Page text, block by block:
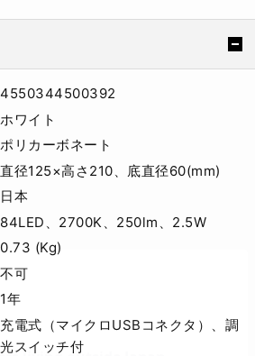
4550344500392
ホワイト
ポリカーボネート
直径125×高さ210、底直径60(mm)
日本
84LED、2700K、250lm、2.5W
0.73 (Kg)
不可
1年
充電式（マイクロUSBコネクタ）、調
光スイッチ付